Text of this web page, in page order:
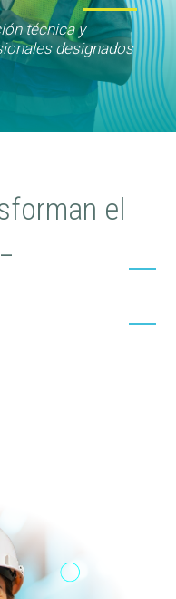
técnica y
designados
el